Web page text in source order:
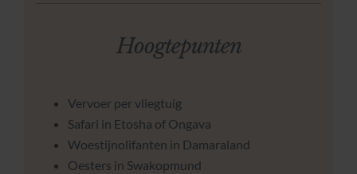
Hoogtepunten
Vervoer per vliegtuig
Safari in Etosha of Ongava
Woestijnolifanten in Damaraland
Oesters in Swakopmund